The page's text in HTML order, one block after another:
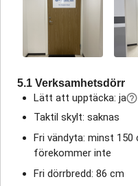
5.1 Verksamhetsdörr
Lätt att upptäcka: ja
Taktil skylt: saknas
Fri vändyta: minst 150
förekommer inte
Fri dörrbredd: 86 cm